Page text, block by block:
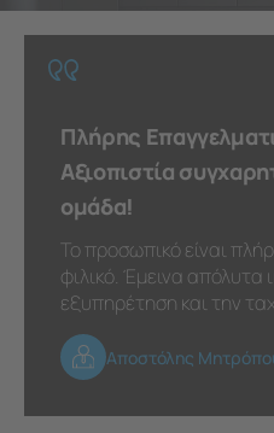
Πλήρης
Αξιοπιστία
ομάδα!
Το προσωπικό είναι
φιλικό. Έμεινα απόλυτα
εξυπηρέτηση και την
Αποστόλης